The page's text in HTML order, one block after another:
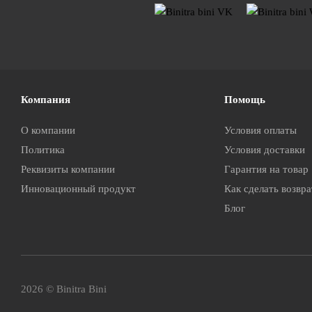
Компания
О компании
Политика
Реквизиты компании
Инновационный продукт
Помощь
Условия оплаты
Условия доставки
Гарантия на товар
Как сделать
Блог
2026 © Binitra Bini